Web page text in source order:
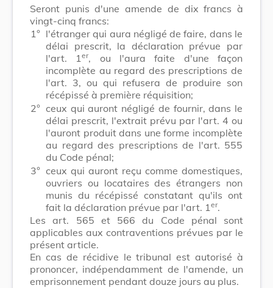
Seront punis d'une amende de dix francs à
vingt-cinq francs:
1° l'étranger qui aura négligé de faire, dans le
délai prescrit, la déclaration prévue par
l'art. 1er, ou l'aura faite d'une façon
incomplète au regard des prescriptions de
l'art. 3, ou qui refusera de produire son
récépissé à première réquisition;
2° ceux qui auront négligé de fournir, dans le
délai prescrit, l'extrait prévu par l'art. 4 ou
l'auront produit dans une forme incomplète
au regard des prescriptions de l'art. 555
du Code pénal;
3° ceux qui auront reçu comme domestiques,
ouvriers ou locataires des étrangers non
munis du récépissé constatant qu'ils ont
fait la déclaration prévue par l'art. 1 er.
Les art. 565 et 566 du Code pénal sont
applicables aux contraventions prévues par le
présent article.
En cas de récidive le tribunal est autorisé à
prononcer, indépendamment de l'amende, un
emprisonnement pendant douze jours au plus.